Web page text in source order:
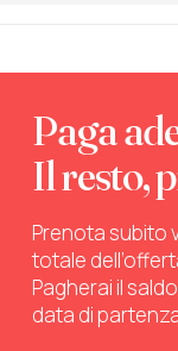
Paga
Il resto,
Prenota subito
totale
Pagherai il
data di